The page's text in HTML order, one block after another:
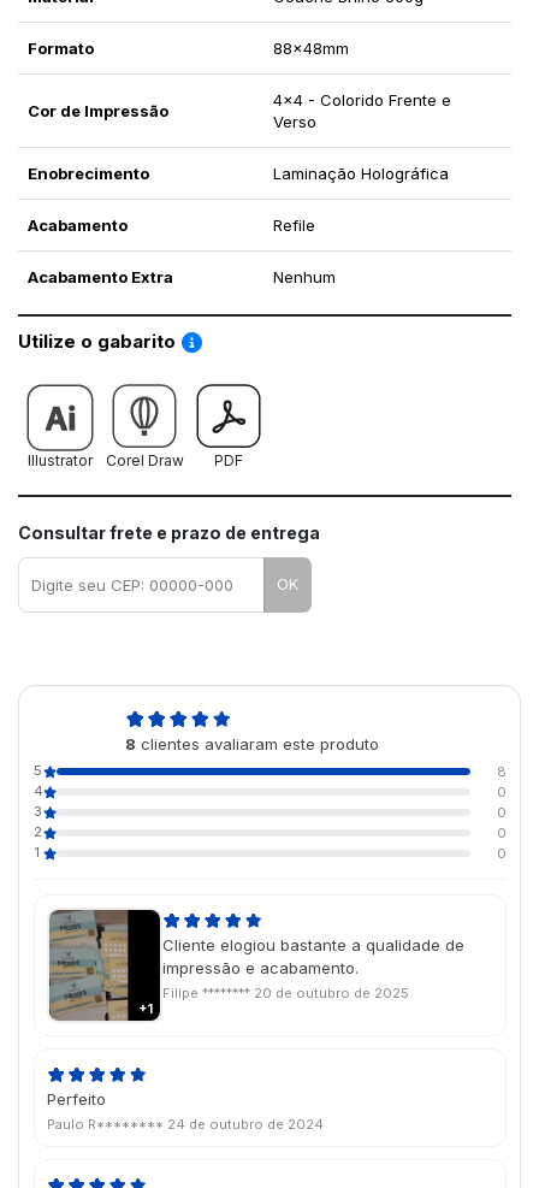
Formato 88x48mm
Cor de Impressão
4x4 - Colorido Frente e
Verso
Enobrecimento Laminação Holográfica
Acabamento Refile
Acabamento Extra Nenhum
Utilize o gabarito Saiba como utilizar os nossos gabaritos
Illustrator Corel Draw PDF
Consultar frete e prazo de entrega
OK
8 clientes avaliaram este produto
5
8
4
0
3
0
2
0
1
0
+1
Cliente elogiou bastante a qualidade de
impressão e acabamento.
Filipe ******** 20 de outubro de 2025
Perfeito
Paulo R******** 24 de outubro de 2024